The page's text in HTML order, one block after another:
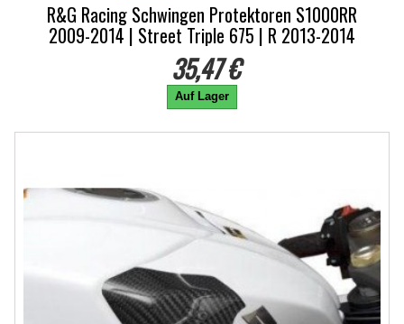
R&G Racing Schwingen Protektoren S1000RR
2009-2014 | Street Triple 675 | R 2013-2014
35,47 €
Auf Lager